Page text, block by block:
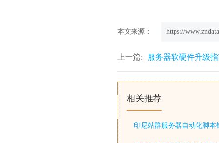
本文来源： https://
上一篇: 服务器软硬件升级
相关推荐
印尼站群服务器自动化脚本